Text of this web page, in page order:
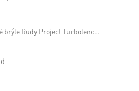
Šedé fotochromatické brýle Rudy Project Turbolence se skly ImpactX™ Photochromic 2 Laser Red